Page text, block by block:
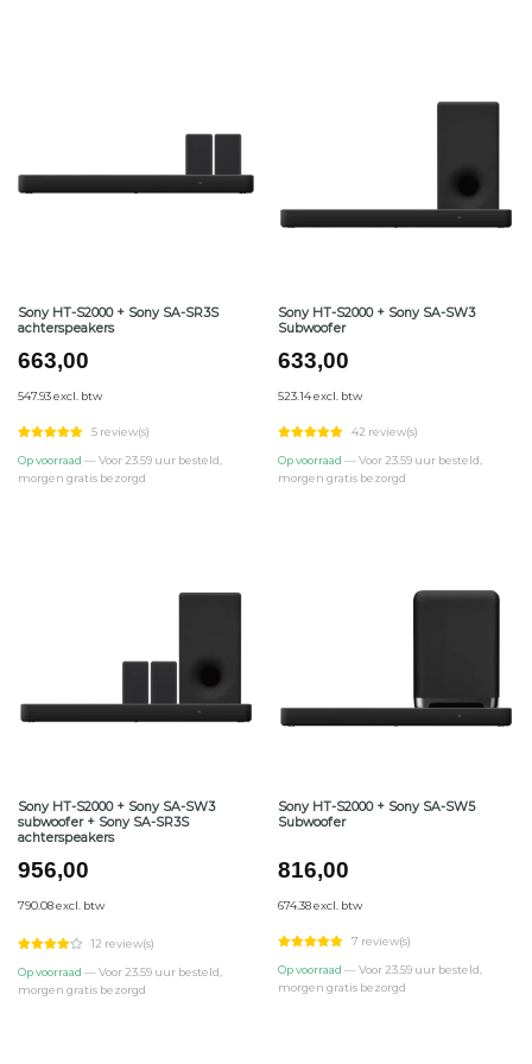
Sony HT-S2000 + Sony SA-SR3S
achterspeakers
663,00
547.93 excl. btw
5 review(s)
Op voorraad — Voor 23.59 uur besteld,
morgen gratis bezorgd
Sony HT-S2000 + Sony SA-SW3
Subwoofer
633,00
523.14 excl. btw
42 review(s)
Op voorraad — Voor 23.59 uur besteld,
morgen gratis bezorgd
Sony HT-S2000 + Sony SA-SW3
subwoofer + Sony SA-SR3S
achterspeakers
956,00
790.08 excl. btw
12 review(s)
Op voorraad — Voor 23.59 uur besteld,
morgen gratis bezorgd
Sony HT-S2000 + Sony SA-SW5
Subwoofer
816,00
674.38 excl. btw
7 review(s)
Op voorraad — Voor 23.59 uur besteld,
morgen gratis bezorgd